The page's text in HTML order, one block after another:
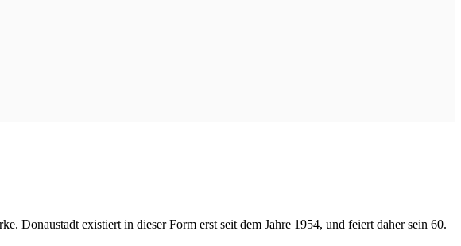
Donaustadt existiert in dieser Form erst seit dem Jahre 1954, und feiert daher sein 60.